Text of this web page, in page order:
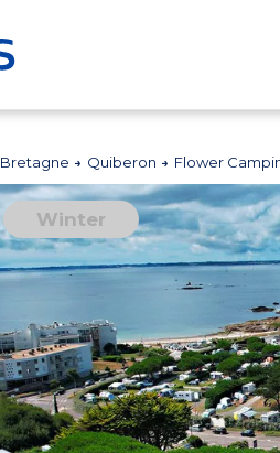
Bretagne Quiberon Flower
Winter